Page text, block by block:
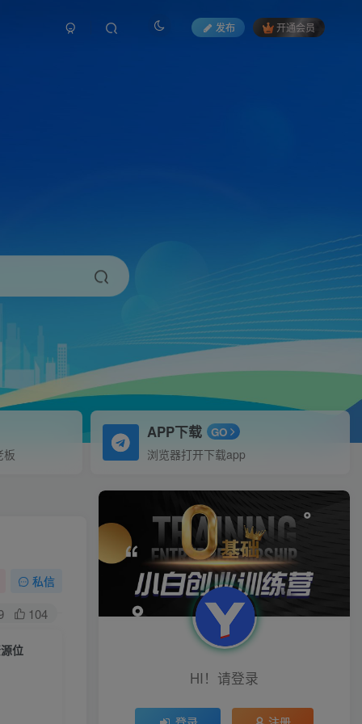
发布 开通会员
板
APP下载 GO
浏览器打开下载app
私信
104
位
HI！请登录